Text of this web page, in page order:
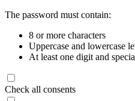
The password must contain:
8 or more characters
Uppercase and lowercase
At least one digit and
Check all consents